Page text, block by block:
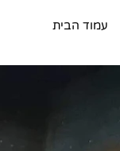
עמוד הבית